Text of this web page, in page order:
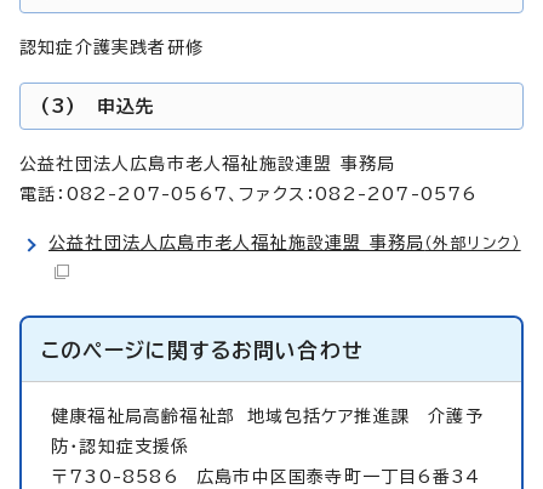
認知症介護実践者研修
(3) 申込先
公益社団法人広島市老人福祉施設連盟 事務局
電話：082-207-0567、ファクス：082-207-0576
公益社団法人広島市老人福祉施設連盟 事務局 （外部リンク）
このページに関するお問い合わせ
健康福祉局高齢福祉部 地域包括ケア推進課 介護予
防・認知症支援係
〒730-8586 広島市中区国泰寺町一丁目6番34